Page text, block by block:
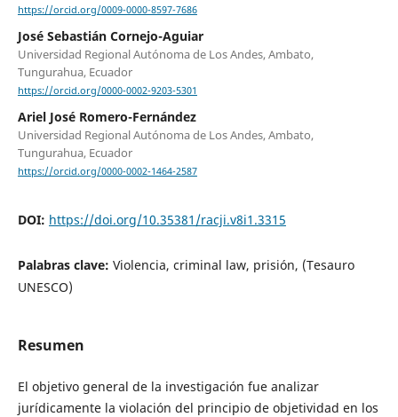
https://orcid.org/0009-0000-8597-7686
José Sebastián Cornejo-Aguiar
Universidad Regional Autónoma de Los Andes, Ambato,
Tungurahua, Ecuador
https://orcid.org/0000-0002-9203-5301
Ariel José Romero-Fernández
Universidad Regional Autónoma de Los Andes, Ambato,
Tungurahua, Ecuador
https://orcid.org/0000-0002-1464-2587
DOI: https://doi.org/10.35381/racji.v8i1.3315
Palabras clave: Violencia, criminal law, prisión, (Tesauro
UNESCO)
Resumen
El objetivo general de la investigación fue analizar
jurídicamente la violación del principio de objetividad en los